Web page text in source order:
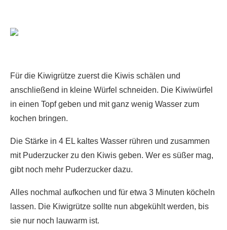
Für die Kiwigrütze zuerst die Kiwis schälen und
anschließend in kleine Würfel schneiden. Die Kiwiwürfel
in einen Topf geben und mit ganz wenig Wasser zum
kochen bringen.
Die Stärke in 4 EL kaltes Wasser rühren und zusammen
mit Puderzucker zu den Kiwis geben. Wer es süßer mag,
gibt noch mehr Puderzucker dazu.
Alles nochmal aufkochen und für etwa 3 Minuten köcheln
lassen. Die Kiwigrütze sollte nun abgekühlt werden, bis
sie nur noch lauwarm ist.